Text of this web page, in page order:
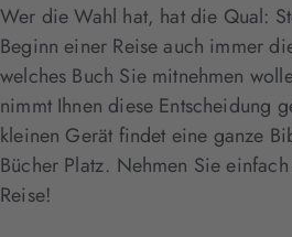
Wer die Wahl hat, hat die Qual:
Beginn einer Reise auch immer
welches Buch Sie mitnehmen
nimmt Ihnen diese Entscheidung
kleinen Gerät findet eine ganze
Bücher Platz. Nehmen Sie
Reise!